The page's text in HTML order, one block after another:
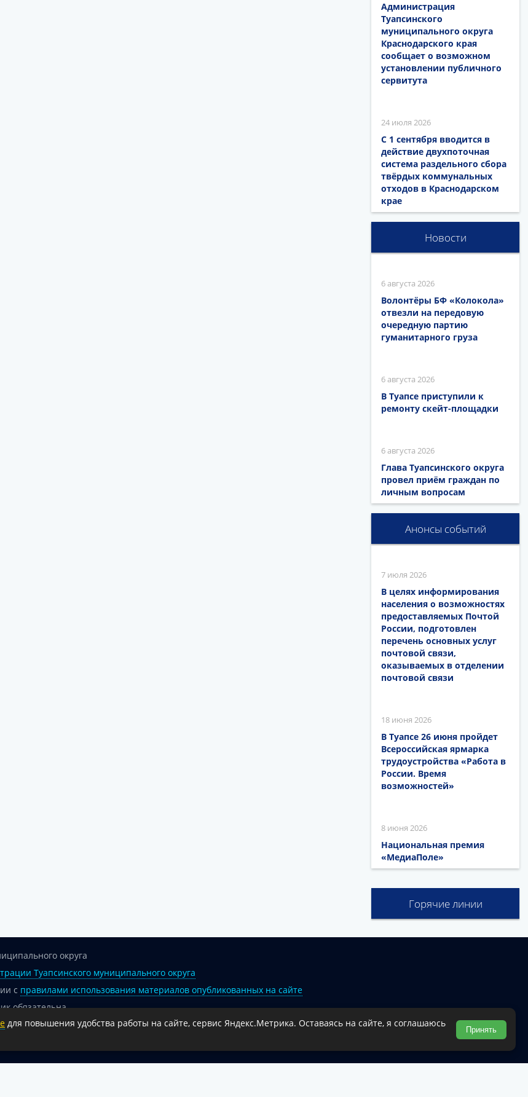
Администрация
Туапсинского
муниципального округа
Краснодарского края
сообщает о возможном
установлении публичного
сервитута
24 июля 2026
С 1 сентября вводится в
действие двухпоточная
система раздельного сбора
твёрдых коммунальных
отходов в Краснодарском
крае
Новости
6 августа 2026
Волонтёры БФ «Колокола»
отвезли на передовую
очередную партию
гуманитарного груза
6 августа 2026
В Туапсе приступили к
ремонту скейт-площадки
6 августа 2026
Глава Туапсинского округа
провел приём граждан по
личным вопросам
Анонсы событий
7 июля 2026
В целях информирования
населения о возможностях
предоставляемых Почтой
России, подготовлен
перечень основных услуг
почтовой связи,
оказываемых в отделении
почтовой связи
18 июня 2026
В Туапсе 26 июня пройдет
Всероссийская ярмарка
трудоустройства «Работа в
России. Время
возможностей»
8 июня 2026
Национальная премия
«МедиаПоле»
Горячие линии
округа
Туапсинского муниципального округа
с правилами использования материалов опубликованных на сайте
обязательна.
на официальный интернет-портал администрации Туапсинского муниципального округа.
для повышения удобства работы на сайте, сервис Яндекс.Метрика. Оставаясь на сайте, я соглашаюсь
Принять